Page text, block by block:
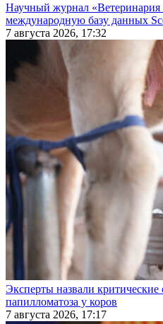
Научный журнал «Ветеринария
международную базу данных
7 августа 2026, 17:32
Эксперты назвали
папилломатоза у коров
7 августа 2026, 17:17